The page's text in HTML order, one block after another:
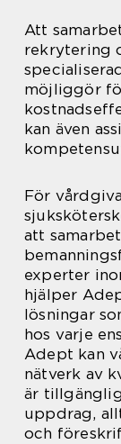
Att
rekrytering
möjliggör
kan även
För
att
experter
hjälper
lösningar
hos varje
Adept kan
nätverk av
är
uppdrag,
och